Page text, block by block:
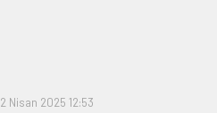
2 Nisan 2025 12:53